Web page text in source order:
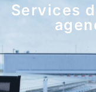
Services